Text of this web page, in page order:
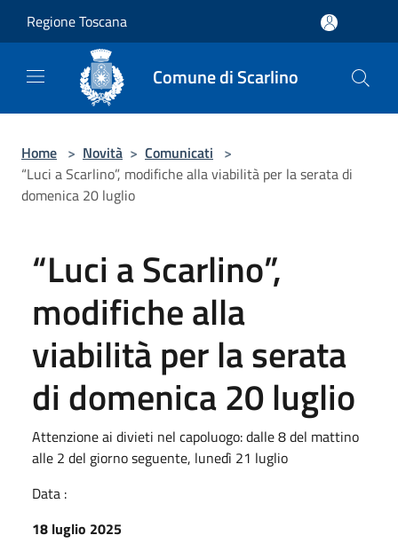
Regione Toscana
Comune di Scarlino
Home > Novità > Comunicati >
“Luci a Scarlino”, modifiche alla viabilità per la serata di
domenica 20 luglio
“Luci a Scarlino”,
modifiche alla
viabilità per la serata
di domenica 20 luglio
Attenzione ai divieti nel capoluogo: dalle 8 del mattino
alle 2 del giorno seguente, lunedì 21 luglio
Data :
18 luglio 2025